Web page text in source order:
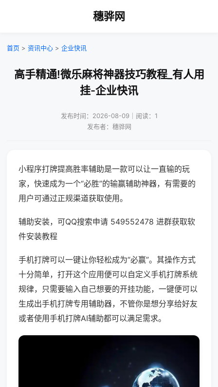
穗骅网
首页 > 资讯中心 > 企业快讯
高手精通!微乐麻将神器技巧教程_有人用
挂-企业快讯
发布时间：2026-08-09｜阅读：1
发布者：穗骅网
小程序打牌提高胜率辅助是一款可以让一直输的玩
家，快速成为一个“必胜”的输赢辅助神器，有需要的
用户可通过正规渠道获取使用。
辅助安装，可QQ搜索申请 549552478 进群获取软
件安装教程
手机打牌可以一键让你轻松成为“必赢”。其操作方式
十分简单，打开这个应用便可以自定义手机打牌系统
规律，只需要输入自己想要的开挂功能，一键便可以
生成出手机打牌专用辅助器，不管你是想分享给好友
或者使用手机打牌AI辅助都可以满足需求。